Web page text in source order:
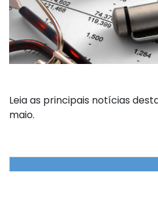
Leia as principais notícias
maio.